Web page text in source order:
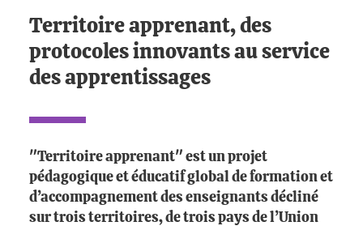
Territoire apprenant, des
protocoles innovants au service
des apprentissages
"Territoire apprenant" est un projet
pédagogique et éducatif global de formation et
d’accompagnement des enseignants décliné
sur trois territoires, de trois pays de l’Union